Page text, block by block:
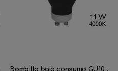
Bombilla bajo consumo GU10...